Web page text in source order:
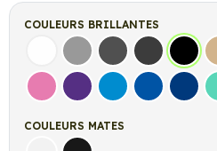
COULEURS BRILLANTES
Blanc Gris Gris Foncé
Gris Noir
Rose Violet Bleu clairBleu Moyen
Bleu
COULEURS MATES